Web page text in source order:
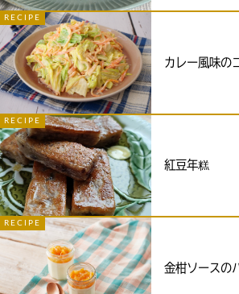
RECIPE
カレー風味の
RECIPE
紅豆年糕
RECIPE
金柑ソースの